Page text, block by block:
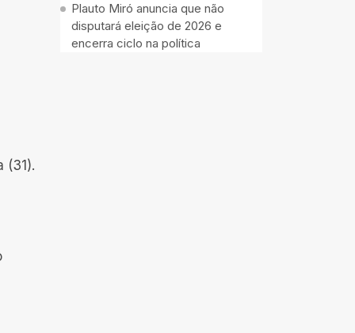
(31).
Plauto Miró anuncia que não
disputará eleição de 2026 e
encerra ciclo na política